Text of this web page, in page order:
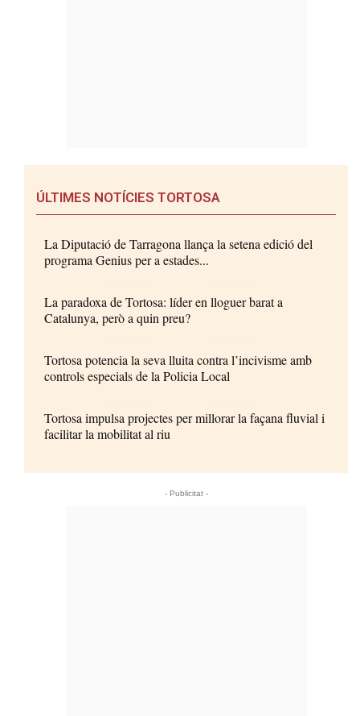
ÚLTIMES NOTÍCIES TORTOSA
La Diputació de Tarragona llança la setena edició del
programa Genius per a estades...
La paradoxa de Tortosa: líder en lloguer barat a
Catalunya, però a quin preu?
Tortosa potencia la seva lluita contra l’incivisme amb
controls especials de la Policia Local
Tortosa impulsa projectes per millorar la façana fluvial i
facilitar la mobilitat al riu
- Publicitat -